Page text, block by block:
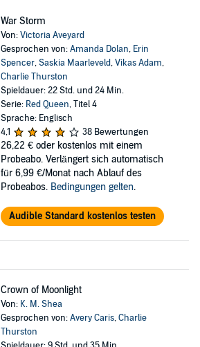
War Storm
Von:Victoria Aveyard
Gesprochen von:Amanda Dolan, Erin
Spencer,Saskia Maarleveld,Vikas Adam,
Charlie Thurston
Spieldauer: 22 Std. und 24 Min.
Serie: Red Queen, Titel 4
Sprache: Englisch
4,1
38 Bewertungen
26,22 € oder kostenlos mit einem
Probeabo. Verlängert sich automatisch
für 6,99 €/Monat nach Ablauf des
Probeabos. Bedingungen gelten.
Audible Standard kostenlos testen
Crown of Moonlight
Von: K. M. Shea
Gesprochen von:Avery Caris,Charlie
Thurston